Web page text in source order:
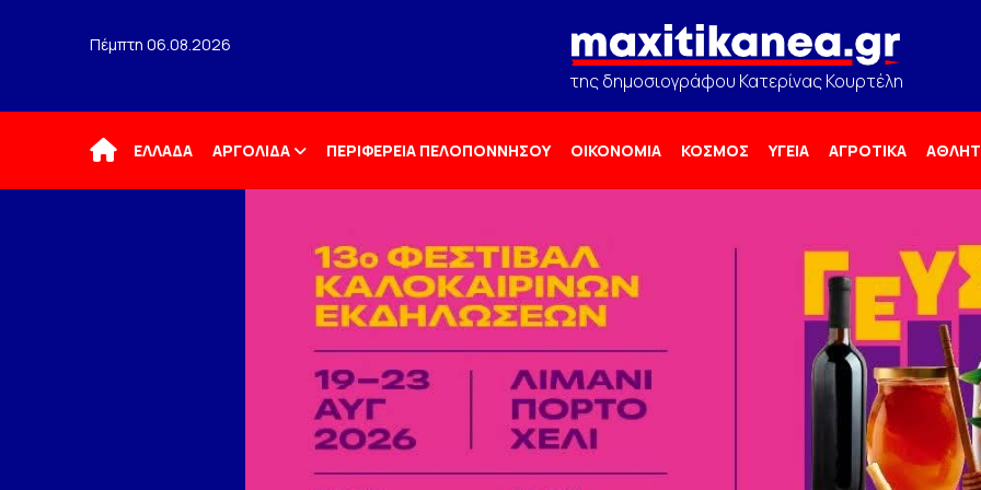
Πέμπτη 06.08.2026
της δημοσιογράφου Κατερίνας Κουρτέλη
ΑρχικήΕΛΛΑΔΑ ΑΡΓΟΛΙΔΑ ΠΕΡΙΦΕΡΕΙΑ ΠΕΛΟΠΟΝΝΗΣΟΥ ΟΙΚΟΝΟΜΙΑ ΚΟΣΜΟΣ ΥΓΕΙΑ ΑΓΡΟΤΙΚΑ